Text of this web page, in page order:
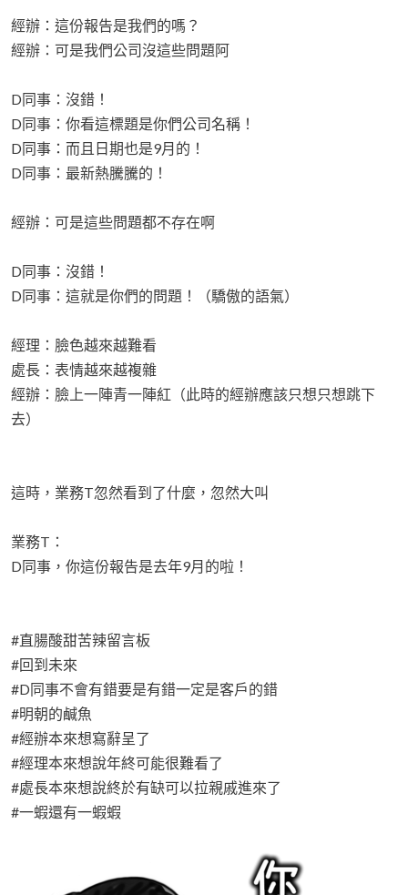
經辦：這份報告是我們的嗎？
經辦：可是我們公司沒這些問題阿
D同事：沒錯！
D同事：你看這標題是你們公司名稱！
D同事：而且日期也是9月的！
D同事：最新熱騰騰的！
經辦：可是這些問題都不存在啊
D同事：沒錯！
D同事：這就是你們的問題！（驕傲的語氣）
經理：臉色越來越難看
處長：表情越來越複雜
經辦：臉上一陣青一陣紅（此時的經辦應該只想只想跳下
去）
這時，業務T忽然看到了什麼，忽然大叫
業務T：
D同事，你這份報告是去年9月的啦！
#直腸酸甜苦辣留言板
#回到未來
#D同事不會有錯要是有錯一定是客戶的錯
#明朝的鹹魚
#經辦本來想寫辭呈了
#經理本來想說年終可能很難看了
#處長本來想說終於有缺可以拉親戚進來了
#一蝦還有一蝦蝦